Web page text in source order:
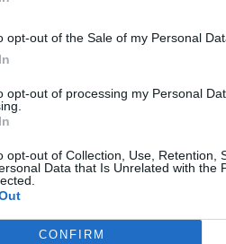
opt-out of the Sale of my Personal
opt-out of processing my Personal
opt-out of Collection, Use, Retention,
Data that Is Unrelated with the
CONFIRM
in visita alla Zaro Carni
e lavorazione
al mondo del food, a cui
il ciclo di produzione e
tre classi quarte dell’Isis